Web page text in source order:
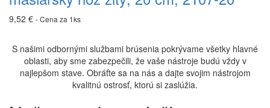
20
cm,
20
9,52 € - Cena za 1ks
S našimi odbornými službami brúsenia pokrývame všetky hlavné
oblasti, aby sme zabezpečili, že vaše nástroje budú vždy v
najlepšom stave. Obráťte sa na nás a dajte svojim nástrojom
kvalitnú ostrosť, ktorú si zaslúžia.